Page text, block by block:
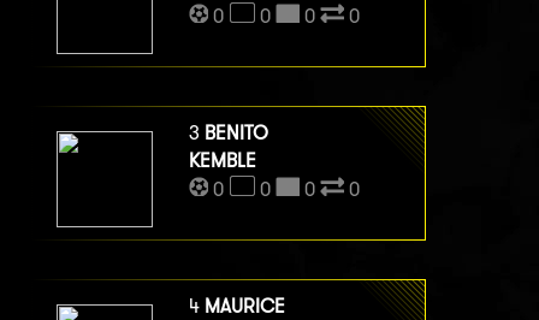
0
0 0 0
3 BENITO
KEMBLE
0
0 0 0
4 MAURICE